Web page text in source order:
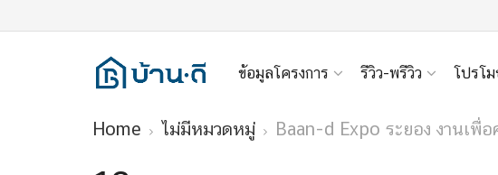
ข้อมูลโครงการ รีวิว-พรีวิว โปรโ
Home ไม่มีหมวดหมู่ Baan-d Expo ระยอง งานเ